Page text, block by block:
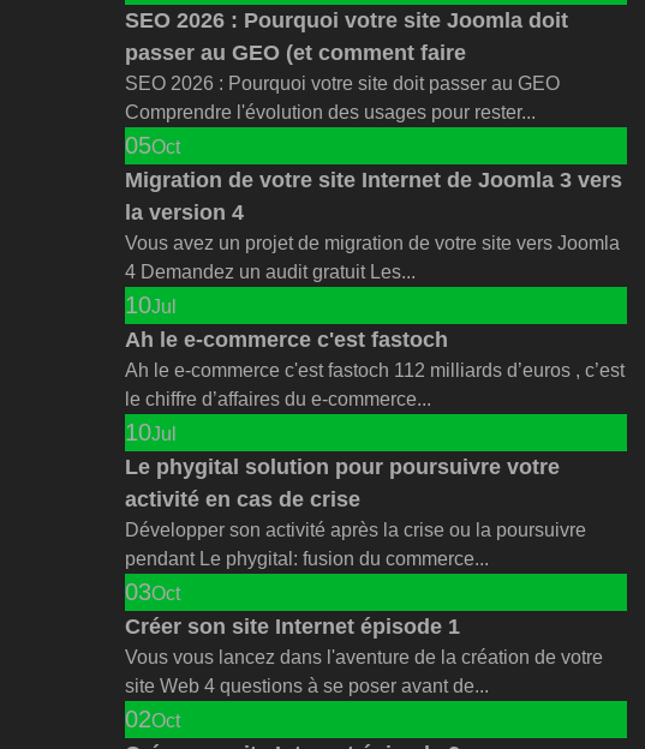
SEO 2026 : Pourquoi votre site Joomla doit
passer au GEO (et comment faire
SEO 2026 : Pourquoi votre site doit passer au GEO
Comprendre l'évolution des usages pour rester...
05Oct
Migration de votre site Internet de Joomla 3 vers
la version 4
Vous avez un projet de migration de votre site vers Joomla
4 Demandez un audit gratuit Les...
10Jul
Ah le e-commerce c'est fastoch
Ah le e-commerce c'est fastoch 112 milliards d’euros , c’est
le chiffre d’affaires du e-commerce...
10Jul
Le phygital solution pour poursuivre votre
activité en cas de crise
Développer son activité après la crise ou la poursuivre
pendant Le phygital: fusion du commerce...
03Oct
Créer son site Internet épisode 1
Vous vous lancez dans l'aventure de la création de votre
site Web 4 questions à se poser avant de...
02Oct